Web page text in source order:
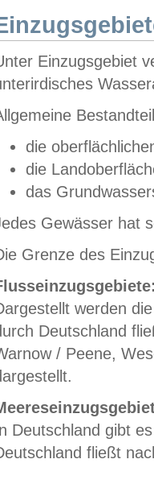
Einzugsgebiet
die
die
das
Gewässer hat
Grenze des
werden
Deutschland
/ Peene,
Deutschland gibt
fließt